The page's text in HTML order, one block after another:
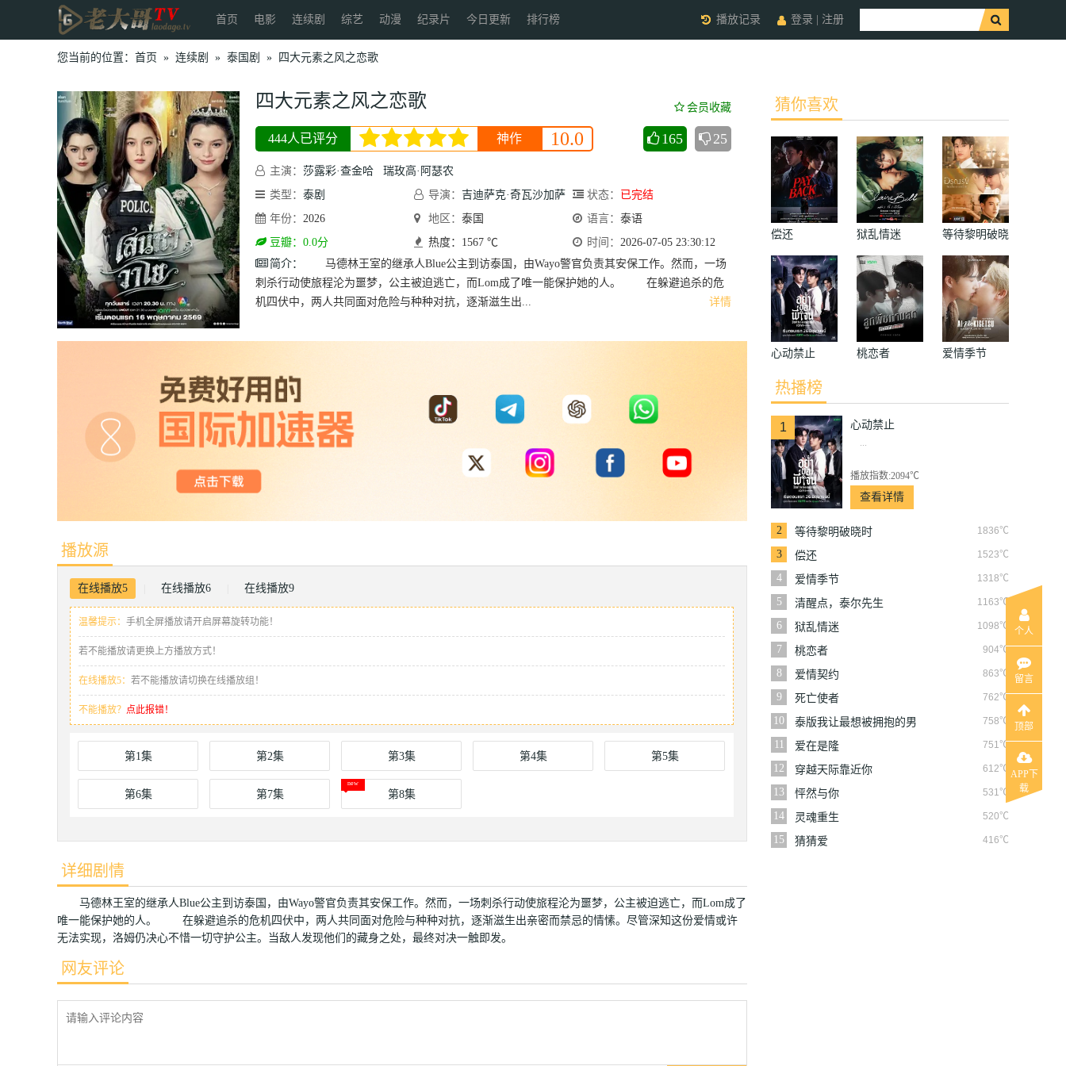
首页 电影 连续剧 综艺 动漫 纪录片 今日更新 排行榜 登录 注册
播放记录
您当前的位置： 首页 » 连续剧 » 泰国剧 » 四大元素之风之恋歌
四大元素之风之恋歌 会员收藏
444人已评分 神作 10.0 165 25
主演： 莎露彩·查金哈
瑞玫高·阿瑟农
类型： 泰剧 导演： 吉迪萨克·奇瓦沙加萨
昆
状态：
已完结
年份： 2026 地区： 泰国 语言： 泰语
豆瓣：0.0分
热度：1567 ℃ 时间： 2026-07-05 23:30:12
简介：
详情
马德林王室的继承人Blue公主到访泰国，由Wayo警官负责其安保工作。然而，一场
刺杀行动使旅程沦为噩梦，公主被迫逃亡，而Lom成了唯一能保护她的人。 在躲避追杀的危
机四伏中，两人共同面对危险与种种对抗，逐渐滋生出...
播放源
在线播放5 在线播放6 在线播放9
温馨提示： 手机全屏播放请开启屏幕旋转功能！
若不能播放请更换上方播放方式！
在线播放5： 若不能播放请切换在线播放组！
不能播放？ 点此报错！
第1集 第2集 第3集 第4集 第5集
第6集 第7集 第8集
详细剧情
马德林王室的继承人Blue公主到访泰国，由Wayo警官负责其安保工作。然而，一场刺杀行动使旅程沦为噩梦，公主被迫逃亡，而Lom成了
唯一能保护她的人。 在躲避追杀的危机四伏中，两人共同面对危险与种种对抗，逐渐滋生出亲密而禁忌的情愫。尽管深知这份爱情或许
无法实现，洛姆仍决心不惜一切守护公主。当敌人发现他们的藏身之处，最终对决一触即发。
网友评论
猜你喜欢
偿还 狱乱情迷
等待黎明破晓
时
心动禁止 桃恋者 爱情季节
热播榜
1 心动禁止
...
播放指数:2094℃
查看详情
2 1836℃
等待黎明破晓时
3
1523℃
偿还
4
1318℃
爱情季节
5
1163℃
清醒点，泰尔先生
6
1098℃
狱乱情迷
7
904℃
桃恋者
8
863℃
爱情契约
9
762℃
死亡使者
10
758℃
泰版我让最想被拥抱的男
人给威胁了
11 751℃
爱在是隆
12
612℃
穿越天际靠近你
13
531℃
怦然与你
14
520℃
灵魂重生
15
416℃
猜猜爱
个人
留言
顶部
APP下
载